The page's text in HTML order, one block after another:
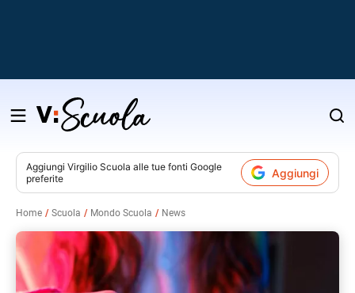
Salta
contenuto
Aggiungi Virgilio Scuola alle tue fonti Google
preferite
Aggiungi
Home Scuola Mondo Scuola News